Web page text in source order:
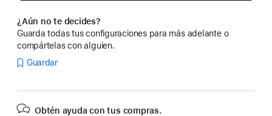
¿Aún no te decides?
Guarda todas tus configuraciones para más adelante o
compártelas con alguien.
Guardar
Obtén ayuda con tus compras.